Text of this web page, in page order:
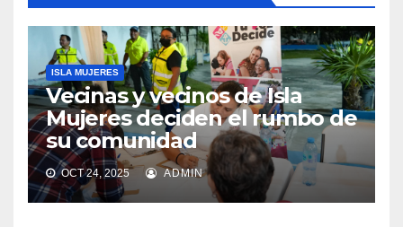
ISLA MUJERES
Vecinas y vecinos de Isla
Mujeres deciden el rumbo de
su comunidad
OCT 24, 2025 ADMIN